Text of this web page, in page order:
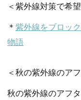
＜紫外線対策で希
＊ 紫外線をブロッ
物語
＜秋の紫外線のア
秋の紫外線のアフタ